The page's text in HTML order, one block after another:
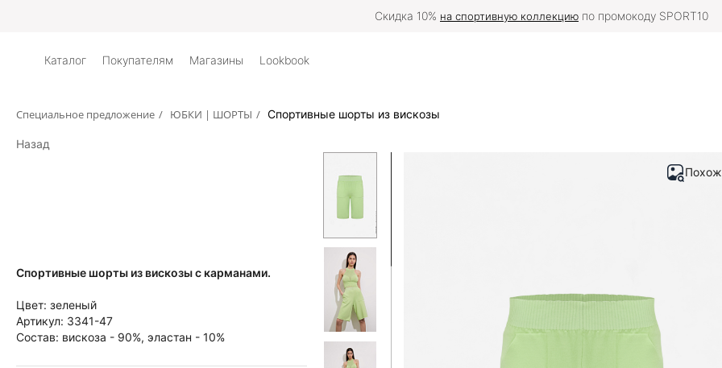
Доставку в вашу страну можно оформитьна международной версии
Каталог Покупателям Магазины Lookbook
Специальное предложение / ЮБКИ | ШОРТЫ / Спортивные шорты из вискозы
Назад
Спортивные шорты из вискозы с карманами.
Цвет: зеленый
Артикул: 3341-47
Состав: вискоза - 90%, эластан - 10%